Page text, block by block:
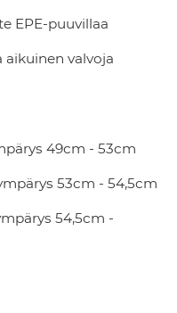
EPE-puuvillaa
aikuinen valvoja
49cm - 53cm
53cm - 54,5cm
54,5cm -